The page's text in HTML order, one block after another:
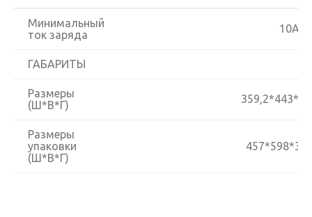
Минимальный
ток заряда
10А
ГАБАРИТЫ
Размеры
(Ш*В*Г)
Размеры
упаковки
(Ш*В*Г)